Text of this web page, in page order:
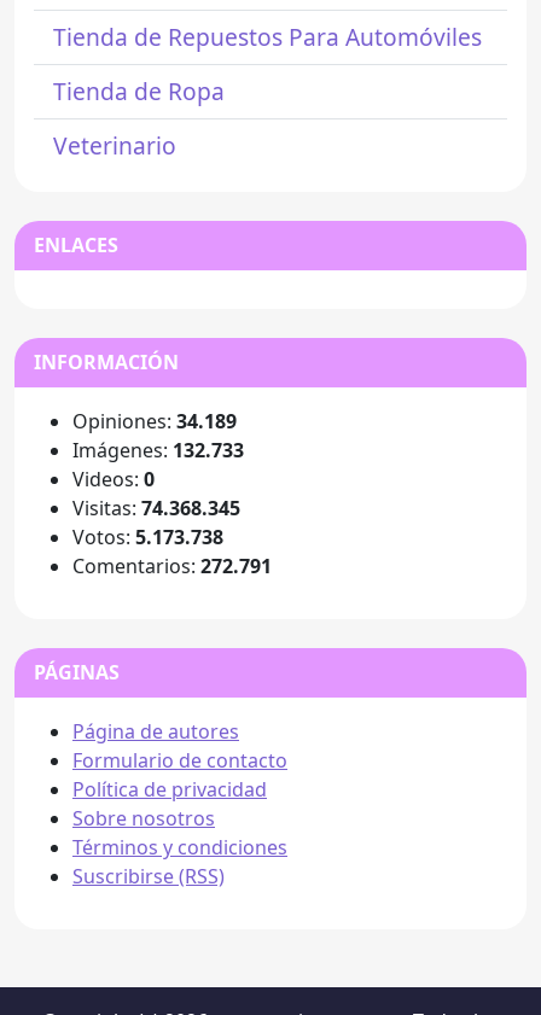
Tienda de Repuestos Para Automóviles
Tienda de Ropa
Veterinario
ENLACES
INFORMACIÓN
Opiniones: 34.189
Imágenes: 132.733
Videos: 0
Visitas: 74.368.345
Votos: 5.173.738
Comentarios: 272.791
PÁGINAS
Página de autores
Formulario de contacto
Política de privacidad
Sobre nosotros
Términos y condiciones
Suscribirse (RSS)